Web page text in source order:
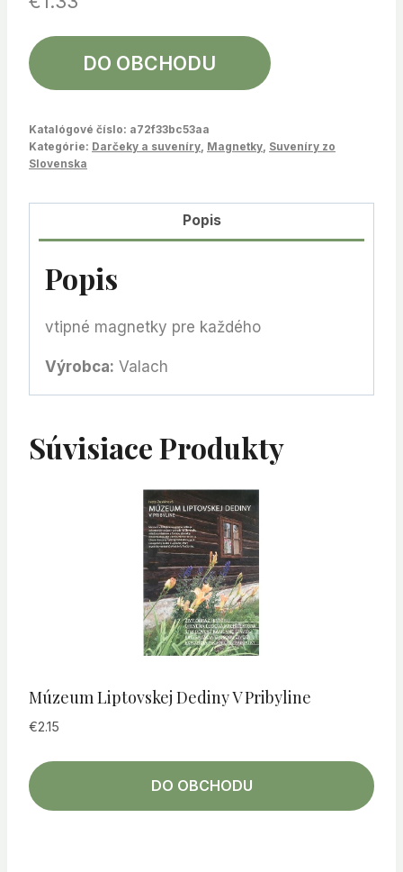
DO OBCHODU
Katalógové číslo: a72f33bc53aa
Kategórie: Darčeky a suveníry Magnetky Suveníry zo
Slovenska
Popis
Popis
vtipné magnetky pre každého
Výrobca: Valach
Súvisiace Produkty
Múzeum Liptovskej Dediny V Pribyline
€2.15
DO OBCHODU